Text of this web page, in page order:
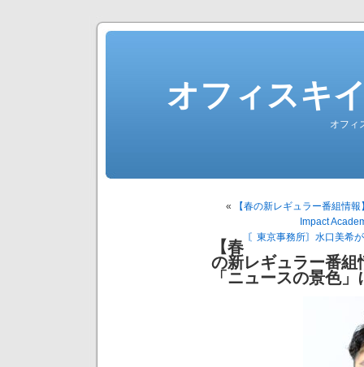
オフィスキ
オフィ
«
【春の新レギュラー番組情
Impact
〘東京事務所〙水口美希
【春
の新レギュラー番組
「ニュースの景色